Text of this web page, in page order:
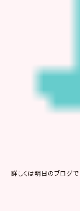
詳しくは明日のブログで